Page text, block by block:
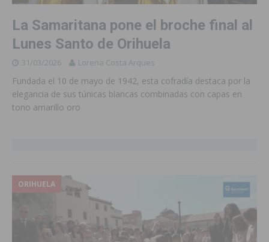
La Samaritana pone el broche final al
Lunes Santo de Orihuela
31/03/2026 Lorena Costa Arques
Fundada el 10 de mayo de 1942, esta cofradía destaca por la
elegancia de sus túnicas blancas combinadas con capas en
tono amarillo oro
ORIHUELA